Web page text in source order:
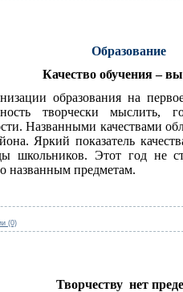
Образование
Качество обучения –
образования на
творчески мыслить,
Названными качествами
Яркий показатель
школьников. Этот год не
названным предметам.
(0)
Творчеству нет